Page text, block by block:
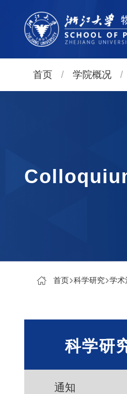
首页 / 学院概况 /
首页 科学研究 学术
科学研
通知